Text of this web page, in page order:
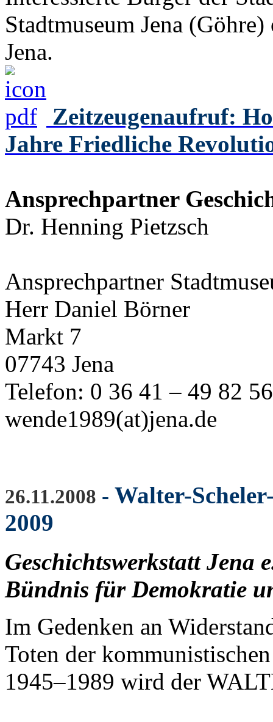
Stadtmuseum Jena
Jena.
Zeitzeugenaufruf:
Jahre Friedliche
Ansprechpartner
Dr. Henning Pietzsch
Ansprechpartner
Herr Daniel Börner
Markt 7
07743 Jena
Telefon: 0 36 41 – 49 82 56
wende1989(at)jena.de
26.11.2008 - Walter-
2009
Geschichtswerkstatt Jena
Bündnis für Demokratie
Im Gedenken an
Toten der
1945–1989 wird der